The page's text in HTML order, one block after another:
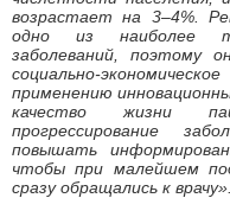
возрастает на 3–4%.
одно из наиболее
заболеваний, поэтому
социально-
применению
качество жизни
прогрессирование
повышать
чтобы при малейшем
сразу обращались к врачу».